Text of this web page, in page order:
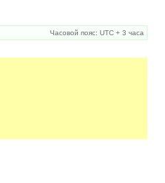
Часовой пояс: UTC + 3 часа